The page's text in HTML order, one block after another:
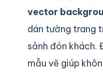
vector
dán tường trang
sảnh đón khách.
mẫu vẽ giúp